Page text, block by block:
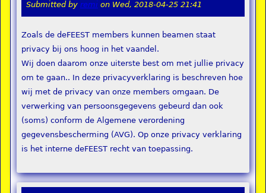
Submitted by remi on Wed, 2018-04-25 21:41
Zoals de deFEEST members kunnen beamen staat
privacy bij ons hoog in het vaandel.
Wij doen daarom onze uiterste best om met jullie privacy
om te gaan.. In deze privacyverklaring is beschreven hoe
wij met de privacy van onze members omgaan. De
verwerking van persoonsgegevens gebeurd dan ook
(soms) conform de Algemene verordening
gegevensbescherming (AVG). Op onze privacy verklaring
is het interne deFEEST recht van toepassing.